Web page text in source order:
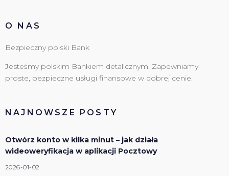
O NAS
Bezpieczny polski Bank
Jesteśmy polskim Bankiem detalicznym. Zapewniamy
proste, bezpieczne usługi finansowe w dobrej cenie.
NAJNOWSZE POSTY
Otwórz konto w kilka minut – jak działa
wideoweryfikacja w aplikacji Pocztowy
2026-01-02